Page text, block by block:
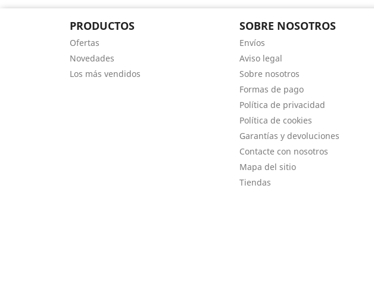
PRODUCTOS
Ofertas
Novedades
Los más vendidos
SOBRE NOSOTROS
Envíos
Aviso legal
Sobre nosotros
Formas de pago
Política de privacidad
Política de cookies
Garantías y devoluciones
Contacte con nosotros
Mapa del sitio
Tiendas